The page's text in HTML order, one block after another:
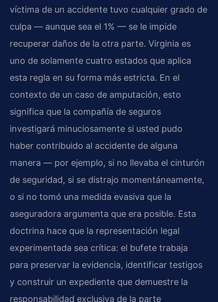
víctima de un accidente tuvo cualquier grado de
culpa — aunque sea el 1% — se le impide
recuperar daños de la otra parte. Virginia es
uno de solamente cuatro estados que aplica
esta regla en su forma más estricta. En el
contexto de un caso de amputación, esto
significa que la compañía de seguros
investigará minuciosamente si usted pudo
haber contribuido al accidente de alguna
manera — por ejemplo, si no llevaba el cinturón
de seguridad, si se distrajo momentáneamente,
o si no tomó una medida evasiva que la
aseguradora argumenta que era posible. Esta
doctrina hace que la representación legal
experimentada sea crítica: el bufete trabaja
para preservar la evidencia, identificar testigos
y construir un expediente que demuestre la
responsabilidad exclusiva de la parte